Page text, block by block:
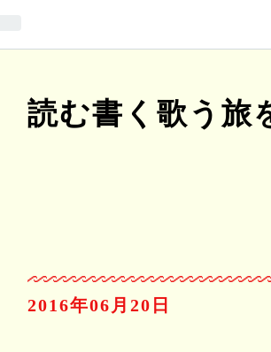
読む書く歌う
2016 06 20